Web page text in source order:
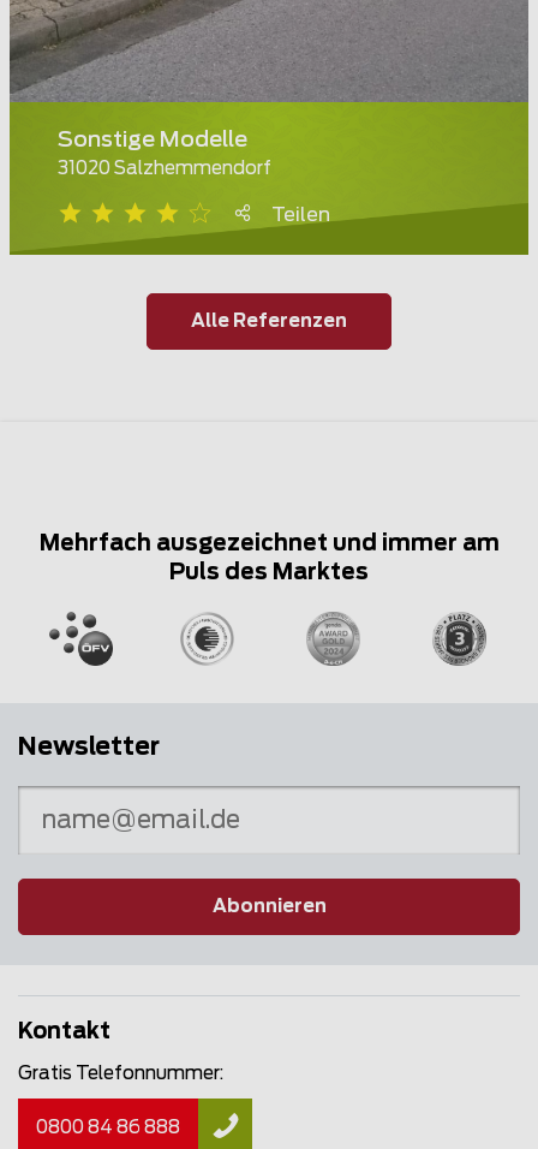
Sonstige Modelle
31020 Salzhemmendorf
Teilen
Alle Referenzen
Mehrfach ausgezeichnet und immer am
Puls des Marktes
Newsletter
Abonnieren
Kontakt
Gratis Telefonnummer:
0800 84 86 888